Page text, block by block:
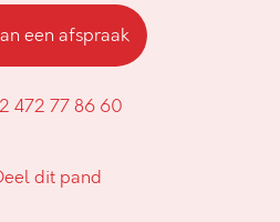
een afspraak
472 77 86 60
dit pand